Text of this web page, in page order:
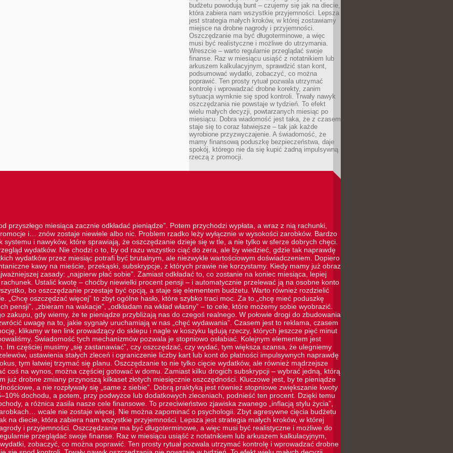
budżetu powodują bunt – czujemy się jak na diecie,
która zabiera nam wszystkie przyjemności. Lepsza
jest strategia małych kroków, w której zostawiamy
miejsce na drobne nagrody i przyjemności.
Oszczędzanie ma być długoterminowe, a więc
musi być realistyczne i możliwe do utrzymania.
Wreszcie – warto regularnie przeglądać swoje
finanse. Raz w miesiącu usiąść z notatnikiem lub
arkuszem kalkulacyjnym, sprawdzić stan kont,
podsumować wydatki, zobaczyć, co można
poprawić. Ten prosty rytuał pozwala utrzymać
kontrolę i wprowadzać drobne korekty, zanim
sytuacja wymknie się spod kontroli. Trwały nawyk
oszczędzania nie powstaje w tydzień. To efekt
wielu małych decyzji, powtarzanych miesiąc po
miesiącu. Dobra wiadomość jest taka, że z czasem
staje się to coraz łatwiejsze – tak jak każde
wyrobione przyzwyczajenie. A świadomość, że
mamy finansową poduszkę bezpieczeństwa, daje
spokój, którego nie da się kupić żadną impulsywną
rzeczą z promocji.
przyszłego miesiąca zacznie odkładać pieniądze”. Potem przychodzi wypłata, a wraz z nią rachunki,
i… znów zostaje niewiele albo nic. Problem rzadko leży wyłącznie w wysokości zarobków. Bardzo
systemu i nawyków, które sprawiają, że oszczędzanie dzieje się w tle, a nie tylko w sferze dobrych chęci.
wydatków. Nie chodzi o to, by od razu wszystko ciąć do zera, ale by wiedzieć, gdzie tak naprawdę
wydatków przez miesiąc potrafi być brutalnym, ale niezwykle wartościowym doświadczeniem. Dopiero
kawy na mieście, przekąski, subskrypcje, z których prawie nie korzystamy. Kiedy mamy już obraz
zasady: „najpierw płać sobie”. Zamiast odkładać to, co zostanie na koniec miesiąca, lepiej
Ustalić kwotę – choćby niewielki procent pensji – i automatycznie przelewać ją na osobne konto
bo oszczędzanie przestaje być opcją, a staje się elementem budżetu. Warto również rozdzielić
„Chcę oszczędzać więcej” to zbyt ogólne hasło, które szybko traci moc. Za to „chcę mieć poduszkę
pensji”, „zbieram na wakacje”, „odkładam na wkład własny” – to cele, które możemy sobie wyobrazić.
zakupu, gdy wiemy, że te pieniądze przybliżają nas do czegoś realnego. W połowie drogi do zbudowania
uwagę na to, jakie sygnały uruchamiają w nas „chęć wydawania”. Czasem jest to reklama, czasem
klikamy w ten link prowadzący do sklepu i nagle w koszyku lądują rzeczy, których jeszcze pięć minut
Świadomość tych mechanizmów pozwala je stopniowo osłabiać. Kolejnym elementem jest
Im częściej musimy „się zastanawiać”, czy oszczędzać, czy wydać, tym większa szansa, że ulegniemy
ustawienia stałych zleceń i ograniczenie liczby kart lub kont do płatności impulsywnych naprawdę
tym łatwiej trzymać się planu. Oszczędzanie to nie tylko cięcie wydatków, ale również mądrzejsze
coś na wynos, można częściej gotować w domu. Zamiast kilku drogich subskrypcji – wybrać jedną, którą
już drobne zmiany przynoszą kilkaset złotych miesięcznie oszczędności. Kluczowe jest, by te pieniądze
a nie rozpływały się „same z siebie”. Dobrą praktyką jest również stopniowe zwiększanie kwoty
dochodu, a potem, przy podwyżce lub dodatkowych zleceniach, podnieść ten procent. Dzięki temu
a różnica zasila nasze cele finansowe. To przeciwieństwo zjawiska zwanego „inflacją stylu życia”,
wcale nie zostaje więcej. Nie można zapominać o psychologii. Zbyt agresywne cięcia budżetu
na diecie, która zabiera nam wszystkie przyjemności. Lepsza jest strategia małych kroków, w której
i przyjemności. Oszczędzanie ma być długoterminowe, a więc musi być realistyczne i możliwe do
przeglądać swoje finanse. Raz w miesiącu usiąść z notatnikiem lub arkuszem kalkulacyjnym,
zobaczyć, co można poprawić. Ten prosty rytuał pozwala utrzymać kontrolę i wprowadzać drobne